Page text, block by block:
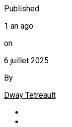
Published
1 an ago
on
6 juillet 2025
By
Dway Tetreault